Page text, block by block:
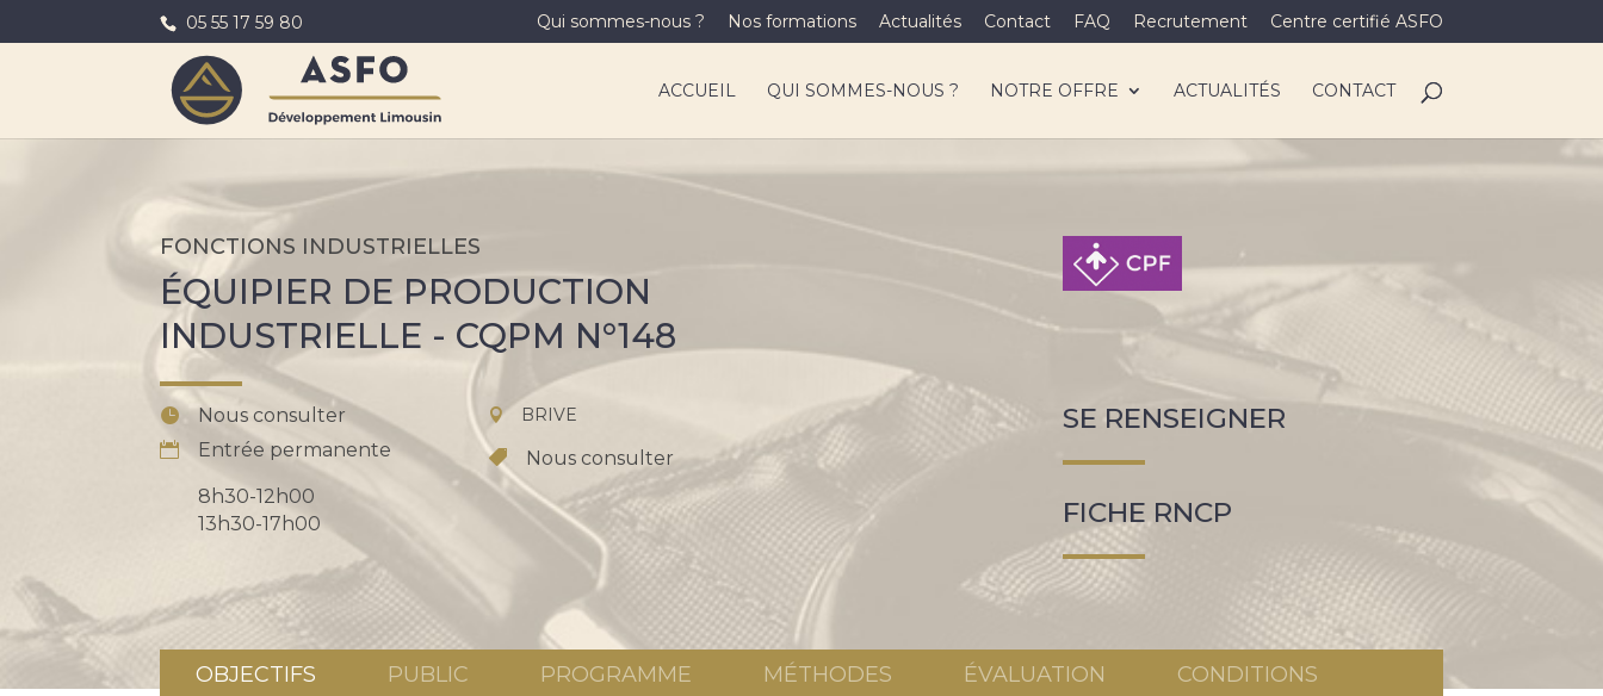
05 55 17 59 80 Qui sommes-nous ? Nos formations Actualités Contact FAQ Recrutement Centre certifié ASFO
ACCUEIL QUI SOMMES-NOUS ? NOTRE OFFRE ACTUALITÉS CONTACT
FONCTIONS INDUSTRIELLES
ÉQUIPIER DE PRODUCTION
INDUSTRIELLE - CQPM N°148
Nous consulter
Entrée permanente
8h30-12h00
13h30-17h00
BRIVE
Nous consulter
SE RENSEIGNER
FICHE RNCP
OBJECTIFS PUBLIC PROGRAMME MÉTHODES ÉVALUATION CONDITIONS